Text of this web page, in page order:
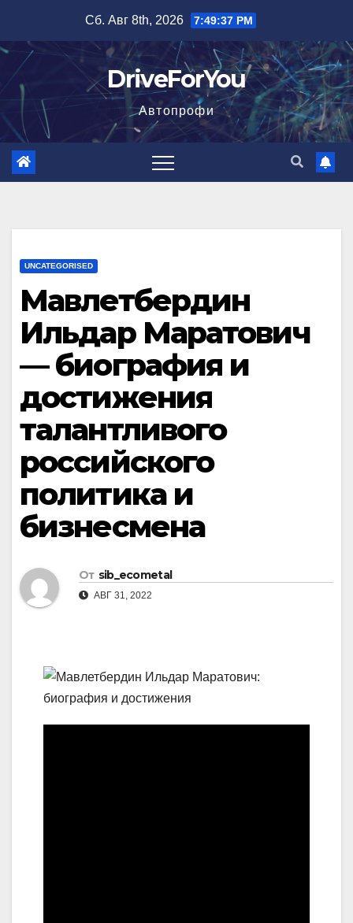
содержимому
Сб. Авг 8th, 2026 7:49:38 PM
DriveForYou
Автопрофи
UNCATEGORISED
Мавлетбердин
Ильдар Маратович
— биография и
достижения
талантливого
российского
политика и
бизнесмена
От sib_ecometal
АВГ 31, 2022